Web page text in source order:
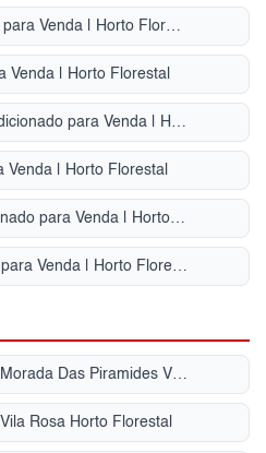
Casa Térrea com quintal para Venda | Horto Florestal
Venda | Horto Florestal
Casa Térrea com ar condicionado para Venda | Horto Florestal
| Horto Florestal
Sobrado com ar condicionado para Venda | Horto Florestal
Casa Térrea com lareira para Venda | Horto Florestal
Condomínio Residencial Morada Das Piramides Vila Amália (Zona Norte)
Rosa Horto Florestal